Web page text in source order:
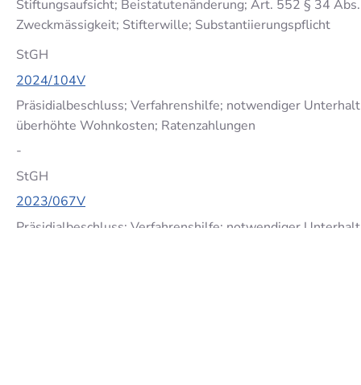
Stiftungsaufsicht; Beistatutenänderung; Art. 552 § 34
Zweckmässigkeit; Stifterwille; Substantiierungspflicht
StGH
2024/104V
Präsidialbeschluss; Verfahrenshilfe; notwendiger
überhöhte Wohnkosten; Ratenzahlungen
-
StGH
2023/067V
Präsidialbeschluss; Verfahrenshilfe; notwendiger